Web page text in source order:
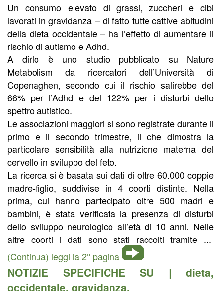
Un consumo elevato di grassi, zuccheri e cibi
lavorati in gravidanza – di fatto tutte cattive abitudini
della dieta occidentale – ha l’effetto di aumentare il
rischio di autismo e Adhd.
A dirlo è uno studio pubblicato su Nature
Metabolism da ricercatori dell’Università di
Copenaghen, secondo cui il rischio salirebbe del
66% per l’Adhd e del 122% per i disturbi dello
spettro autistico.
Le associazioni maggiori si sono registrate durante il
primo e il secondo trimestre, il che dimostra la
particolare sensibilità alla nutrizione materna del
cervello in sviluppo del feto.
La ricerca si è basata sui dati di oltre 60.000 coppie
madre-figlio, suddivise in 4 coorti distinte. Nella
prima, cui hanno partecipato oltre 500 madri e
bambini, è stata verificata la presenza di disturbi
dello sviluppo neurologico all’età di 10 anni. Nelle
altre coorti i dati sono stati raccolti tramite ...
(Continua) leggi la 2° pagina
NOTIZIE SPECIFICHE SU | dieta,
occidentale, gravidanza,